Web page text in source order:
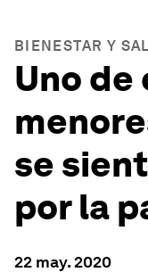
BIENESTAR Y
Uno de
se
por la
22 may. 2020